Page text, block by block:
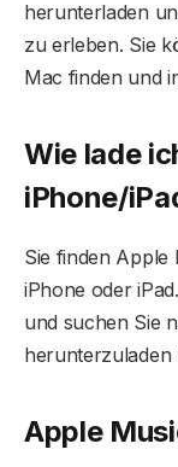
herunterladen
zu erleben. Sie
Mac finden und
Wie lade
iPhone/
Sie finden
iPhone oder
und suchen Sie
herunterzuladen
Apple